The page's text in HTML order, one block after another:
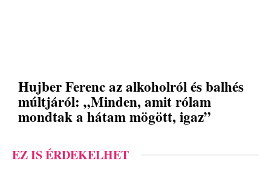
Hujber Ferenc az alkoholról és balhés
múltjáról: „Minden, amit rólam
mondtak a hátam mögött, igaz”
EZ IS ÉRDEKELHET